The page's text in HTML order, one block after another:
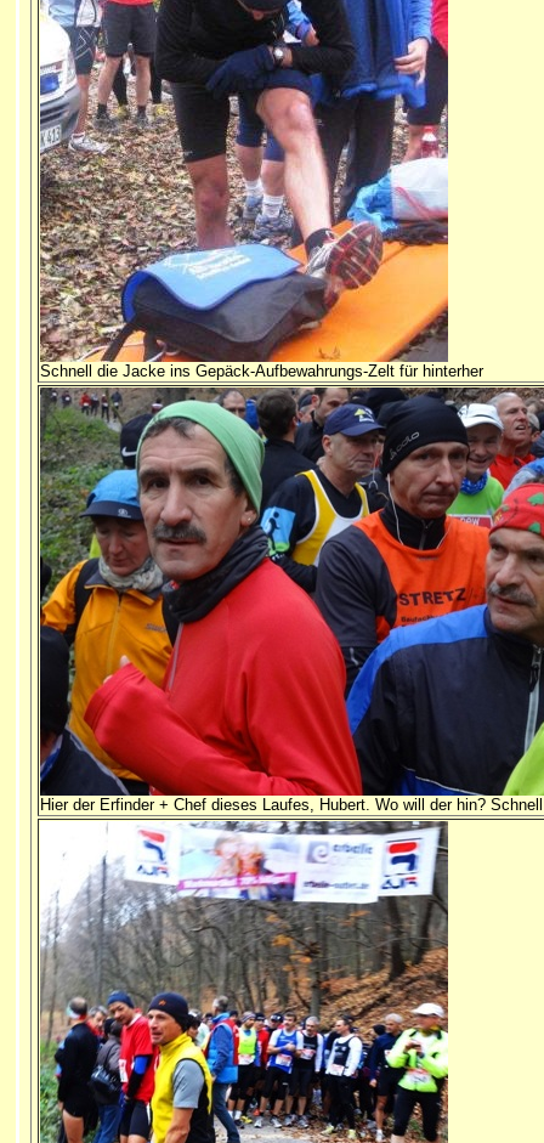
Schnell die Jacke ins Gepäck-Aufbewahrungs-Zelt für hinterher
Hier der Erfinder + Chef dieses Laufes, Hubert. Wo will der hin?